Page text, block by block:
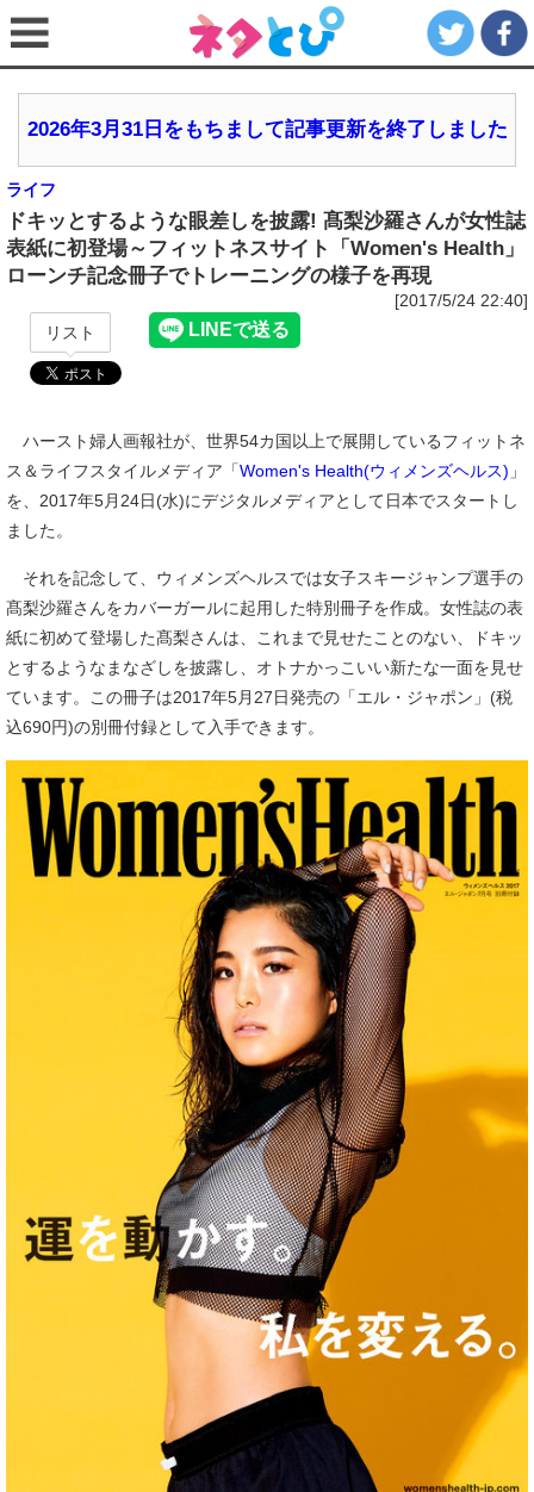
2026年3月31日をもちまして記事更新を終了しました
ライフ
ドキッとするような眼差しを披露! 髙梨沙羅さんが女性誌
表紙に初登場～フィットネスサイト「Women's Health」
ローンチ記念冊子でトレーニングの様子を再現
[2017/5/24 22:40]
リスト
ハースト婦人画報社が、世界54カ国以上で展開しているフィットネ
ス＆ライフスタイルメディア「Women's Health(ウィメンズヘルス) 」
を、2017年5月24日(水)にデジタルメディアとして日本でスタートし
ました。
それを記念して、ウィメンズヘルスでは女子スキージャンプ選手の
髙梨沙羅さんをカバーガールに起用した特別冊子を作成。女性誌の表
紙に初めて登場した髙梨さんは、これまで見せたことのない、ドキッ
とするようなまなざしを披露し、オトナかっこいい新たな一面を見せ
ています。この冊子は2017年5月27日発売の「エル・ジャポン」(税
込690円)の別冊付録として入手できます。